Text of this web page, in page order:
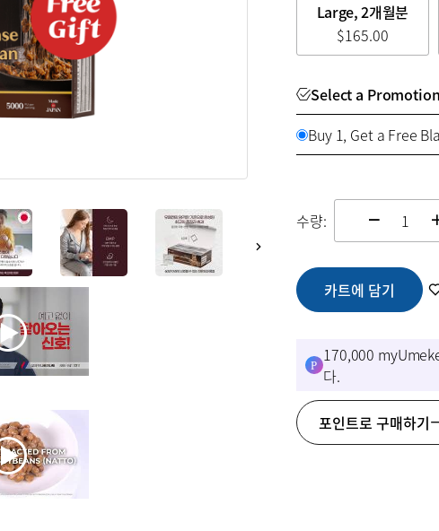
Large, 2개월분
$165.00
Select a
Buy 1, Get a Free
수량:
카트에 담기
170,000
다.
포인트로 구매하기